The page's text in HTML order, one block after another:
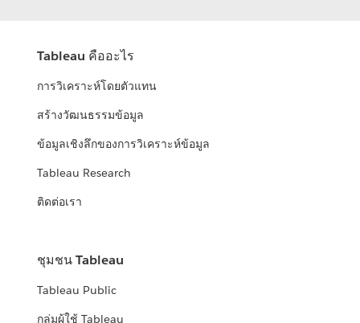
Tableau คืออะไร
การวิเคราะห์โดยตัวแทน
สร้างวัฒนธรรมข้อมูล
ข้อมูลเชิงลึกของการวิเคราะห์ข้อมูล
Tableau Research
ติดต่อเรา
ชุมชน Tableau
Tableau Public
กลุ่มผู้ใช้ Tableau